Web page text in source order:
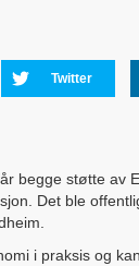
Twitter
begge støtte av
Det ble
i praksis og